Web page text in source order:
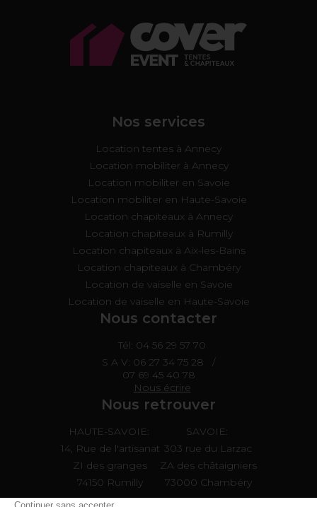
Nos services
Location tentes à Annecy
Location mobiliter à Annecy
Location mobiliter en Savoie
Location mobiliter en Haute-Savoie
Location chapiteaux à Annecy
Location chapiteaux à Rumilly
Location chapiteaux à Aix-les-Bains
Location chapiteaux à Chambéry
Location de vaiselle en Savoie
Location de vaiselle en Haute-Savoie
Nous contacter
Tél: 04 56 29 57 70
S A V: 06 27 34 75 28
/
07 69 45 40 78
Nous écrire
Nous retrouver
HAUTE-SAVOIE:
14, Rue de l'artisanat
ZI des granges
74150 Rumilly
SAVOIE:
303 rue du Larzac
ZA des châtaigniers
73000 Chambéry